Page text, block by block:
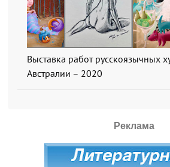
Выставка работ русскоязычных
Австралии – 2020
Реклама